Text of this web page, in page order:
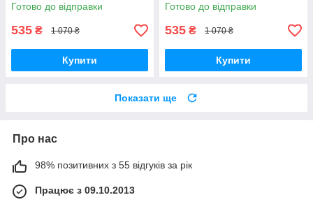
Готово до відправки
535 ₴ 1 070 ₴
Купити
Готово до відправки
535 ₴ 1 070 ₴
Купити
Показати ще
Про нас
98% позитивних з 55 відгуків за рік
Працює з 09.10.2013